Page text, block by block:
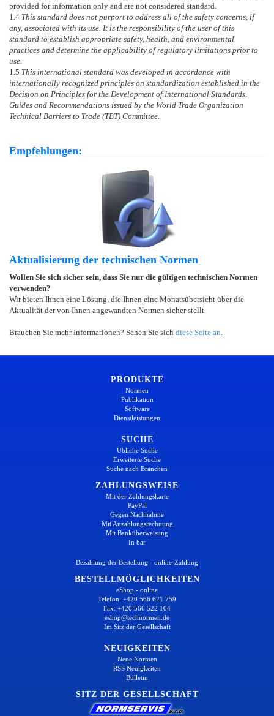
provided for information only and are not considered standard.
1.4 This standard does not purport to address all of the safety concerns, if
any, associated with its use. It is the responsibility of the user of this
standard to establish appropriate safety, health, and environmental
practices and determine the applicability of regulatory limitations prior to
use.
1.5 This international standard was developed in accordance with
internationally recognized principles on standardization established in the
Decision on Principles for the Development of International Standards,
Guides and Recommendations issued by the World Trade Organization
Technical Barriers to Trade (TBT) Committee.
Empfehlungen:
Aktualisierung der technischen Normen
Wollen Sie sich sicher sein, dass Sie nur die gültigen technischen Normen
verwenden?
Wir bieten Ihnen eine Lösung, die Ihnen eine Monatsübersicht über die
Aktualität der von Ihnen angewandten Normen sicher stellt.
Brauchen Sie mehr Informationen? Sehen Sie sich diese Seite an
PRODUKTE
Normen
Publikation
Software
Dienstleistungen
SUCHE
Übliche Suche
Erweiterte Suche
Suche nach Branchen
ZAHLUNGSWEISE
Mit der Zahlungskarte
PayPal
Gegen Nachnahme
Mit Anzahlungsrechnung
Mit Banküberweisung
In bar
Bezahlung der Bestellung - online-Zahlung
BESTELLMÖGLICHKEITEN
eShop - online
Telefon: +420 566 621 759
Fax: +420 566 522 104
eshop@technormen.de
Im Sitz der Gesellschaft
NEUIGKEITEN
Neue Normen
RSS Neuigkeiten
Bulletin
SITZ DER GESELLSCHAFT